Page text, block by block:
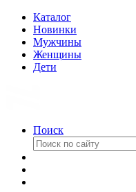
Каталог
Новинки
Мужчины
Женщины
Дети
Поиск